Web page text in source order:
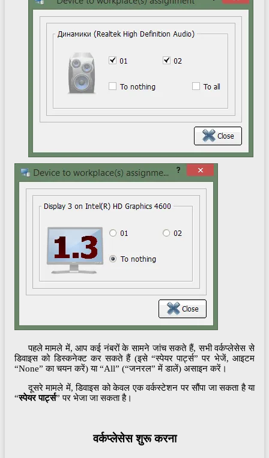
पहले मामले में, आप कई नंबरों के सामने जांच सकते हैं, सभी वर्कप्लेसेस से
डिवाइस को डिस्कनेक्ट कर सकते हैं (इसे “स्पेयर पार्ट्स” पर भेजें, आइटम
“None” का चयन करें) या “All” (“जनरल” में डालें) असाइन करें।
दूसरे मामले में, डिवाइस को केवल एक वर्कस्टेशन पर सौंपा जा सकता है या
“स्पेयर पार्ट्स” पर भेजा जा सकता है।
वर्कप्लेसेस शुरू करना